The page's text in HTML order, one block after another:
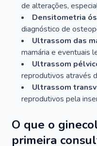
de alterações,
Densitometria
diagnóstico de
Ultrassom das
mamária e eventuais
Ultrassom
reprodutivos através
Ultrassom
reprodutivos pela
O que o
primeira